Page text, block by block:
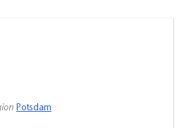
Mitte:
(z.B. Plugsurfing, The
Potsdam